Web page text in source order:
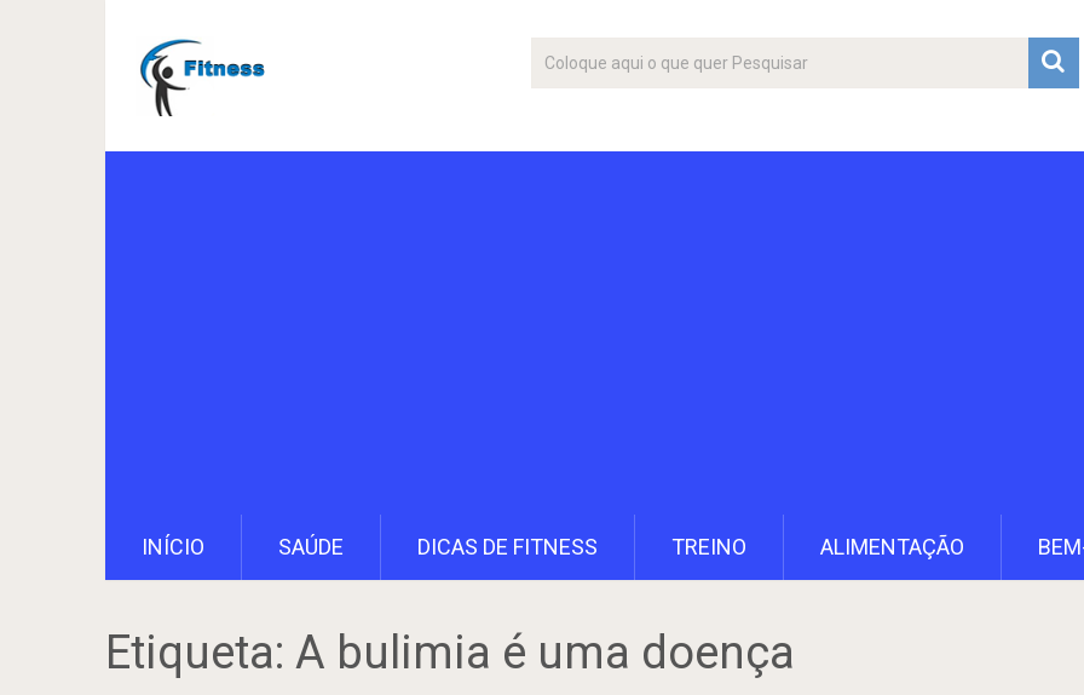
INÍCIO SAÚDE DICAS DE FITNESS TREINO ALIMENTAÇÃO
Etiqueta: A bulimia é uma doença